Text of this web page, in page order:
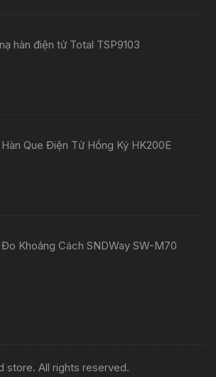
hàn điện tử Total TSP9103
Que Điện Tử Hồng Ký HK200E
Khoảng Cách SNDWay SW-M70
store. All rights reserved.